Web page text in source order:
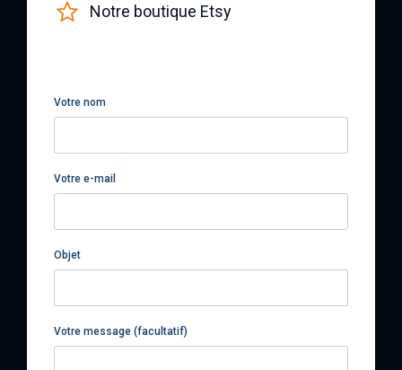
Notre boutique Etsy
Votre nom
Votre e-mail
Objet
Votre message (facultatif)